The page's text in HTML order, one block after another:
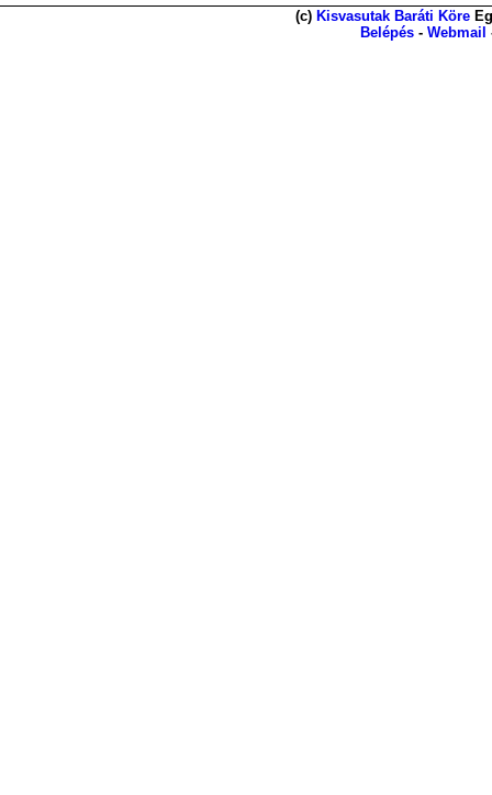
(c) Kisvasutak Baráti Köre
Belépés - Webmail